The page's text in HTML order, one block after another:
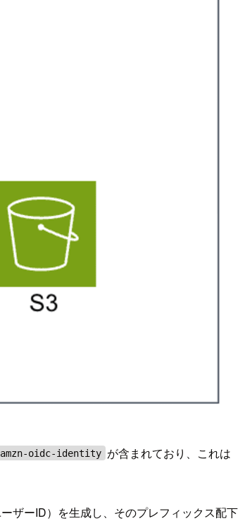
oidc-identity が含まれており、これは
ザーID）を生成し、そのプレフィックス配下